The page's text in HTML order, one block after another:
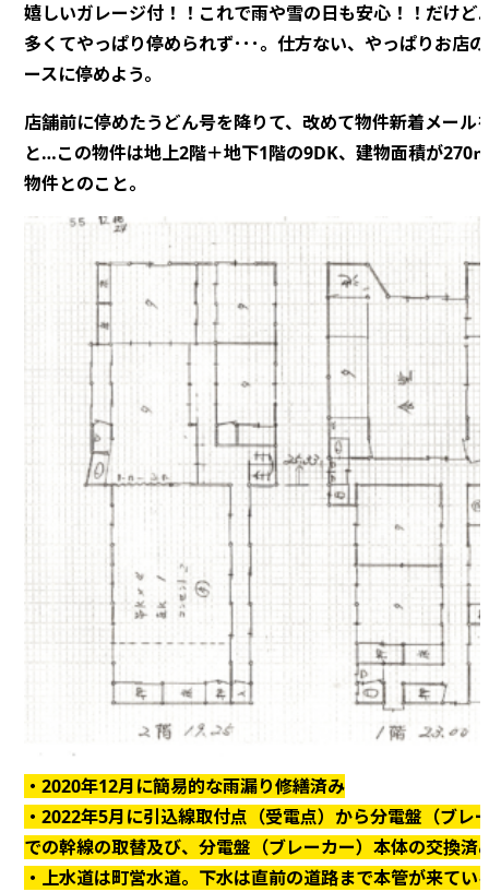
嬉しいガレージ付！！これで雨や雪の日も安心！！だけど
多くてやっぱり停められず･･･。仕方ない、やっぱりお店
ースに停めよう。
店舗前に停めたうどん号を降りて、改めて物件新着メール
と…この物件は地上2階＋地下1階の9DK、建物面積が270
物件とのこと。
・2020年12月に簡易的な雨漏り修繕済み
・2022年5月に引込線取付点（受電点）から分電盤（ブレ
での幹線の取替及び、分電盤（ブレーカー）本体の交換済
・上水道は町営水道。下水は直前の道路まで本管が来てい